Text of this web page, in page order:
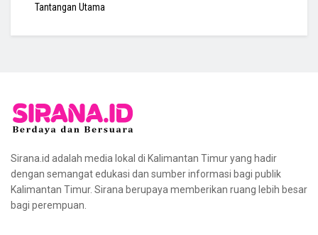
Tantangan Utama
Sirana.id adalah media lokal di Kalimantan Timur yang hadir
dengan semangat edukasi dan sumber informasi bagi publik
Kalimantan Timur. Sirana berupaya memberikan ruang lebih besar
bagi perempuan.